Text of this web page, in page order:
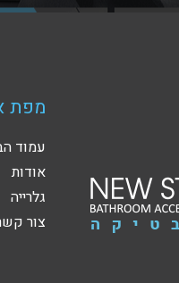
מפת
עמוד
אודות
גלרייה
צור